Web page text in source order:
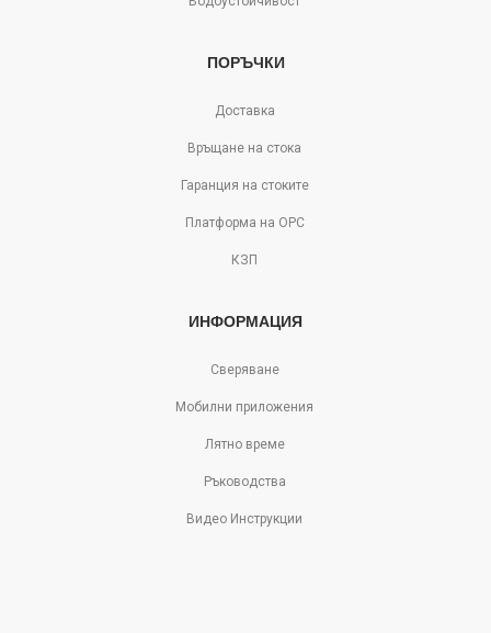
ПОРЪЧКИ
Доставка
Връщане на стока
Гаранция на стоките
Платформа на ОРС
КЗП
ИНФОРМАЦИЯ
Сверяване
Мобилни приложения
Лятно време
Ръководства
Видео Инструкции